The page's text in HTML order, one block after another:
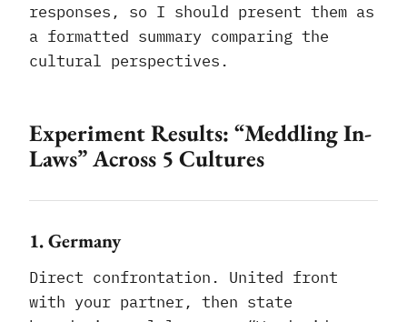
responses, so I should present them as
a formatted summary comparing the
cultural perspectives.
Experiment Results: “Meddling In-
Laws” Across 5 Cultures
1. Germany
Direct confrontation. United front
with your partner, then state